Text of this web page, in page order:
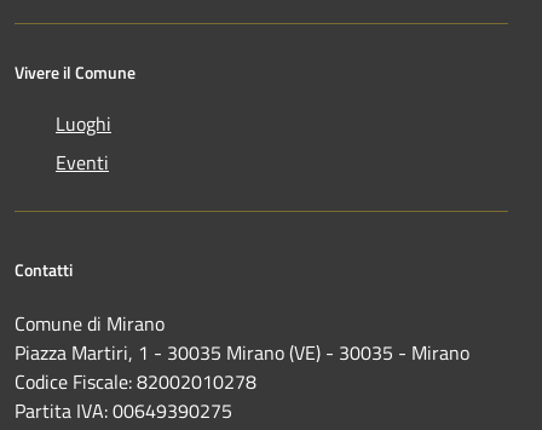
Vivere il Comune
Luoghi
Eventi
Contatti
Comune di Mirano
Piazza Martiri, 1 - 30035 Mirano (VE) - 30035 - Mirano
Codice Fiscale: 82002010278
Partita IVA: 00649390275